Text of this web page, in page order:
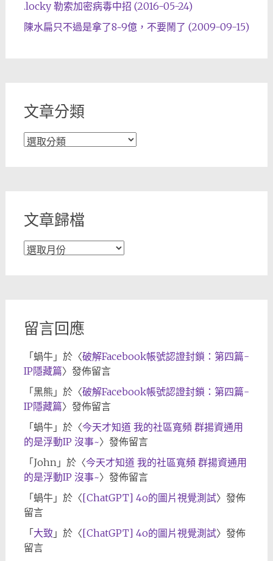
.locky 勒索加密病毒中招 (2016-05-24)
陳水扁只不過是拿了8~9億，不要鬧了 (2009-09-15)
文章分類
文
文章歸檔
文
留言回應
「蝸牛」於〈破解Facebook帳號認證封鎖：第四篇-
IP隱藏篇〉發佈留言
「黑熊 」於〈破解Facebook帳號認證封鎖：第四篇-
IP隱藏篇〉發佈留言
「蝸牛」於〈今天才知道 我的社區寬頻 群揚資通用
的是浮動IP 沒事~〉發佈留言
「John 」於〈今天才知道 我的社區寬頻 群揚資通用
的是浮動IP 沒事~〉發佈留言
「蝸牛」於〈[ChatGPT] 4o的圖片視覺測試〉發佈
留言
「大致 」於〈[ChatGPT] 4o的圖片視覺測試〉發佈
留言